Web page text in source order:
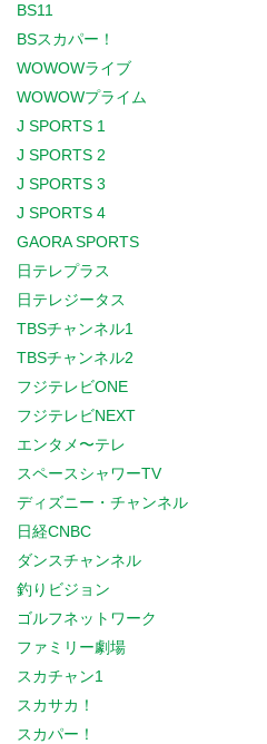
BS11
BSスカパー！
WOWOWライブ
WOWOWプライム
J SPORTS 1
J SPORTS 2
J SPORTS 3
J SPORTS 4
GAORA SPORTS
日テレプラス
日テレジータス
TBSチャンネル1
TBSチャンネル2
フジテレビONE
フジテレビNEXT
エンタメ〜テレ
スペースシャワーTV
ディズニー・チャンネル
日経CNBC
ダンスチャンネル
釣りビジョン
ゴルフネットワーク
ファミリー劇場
スカチャン1
スカサカ！
スカパー！